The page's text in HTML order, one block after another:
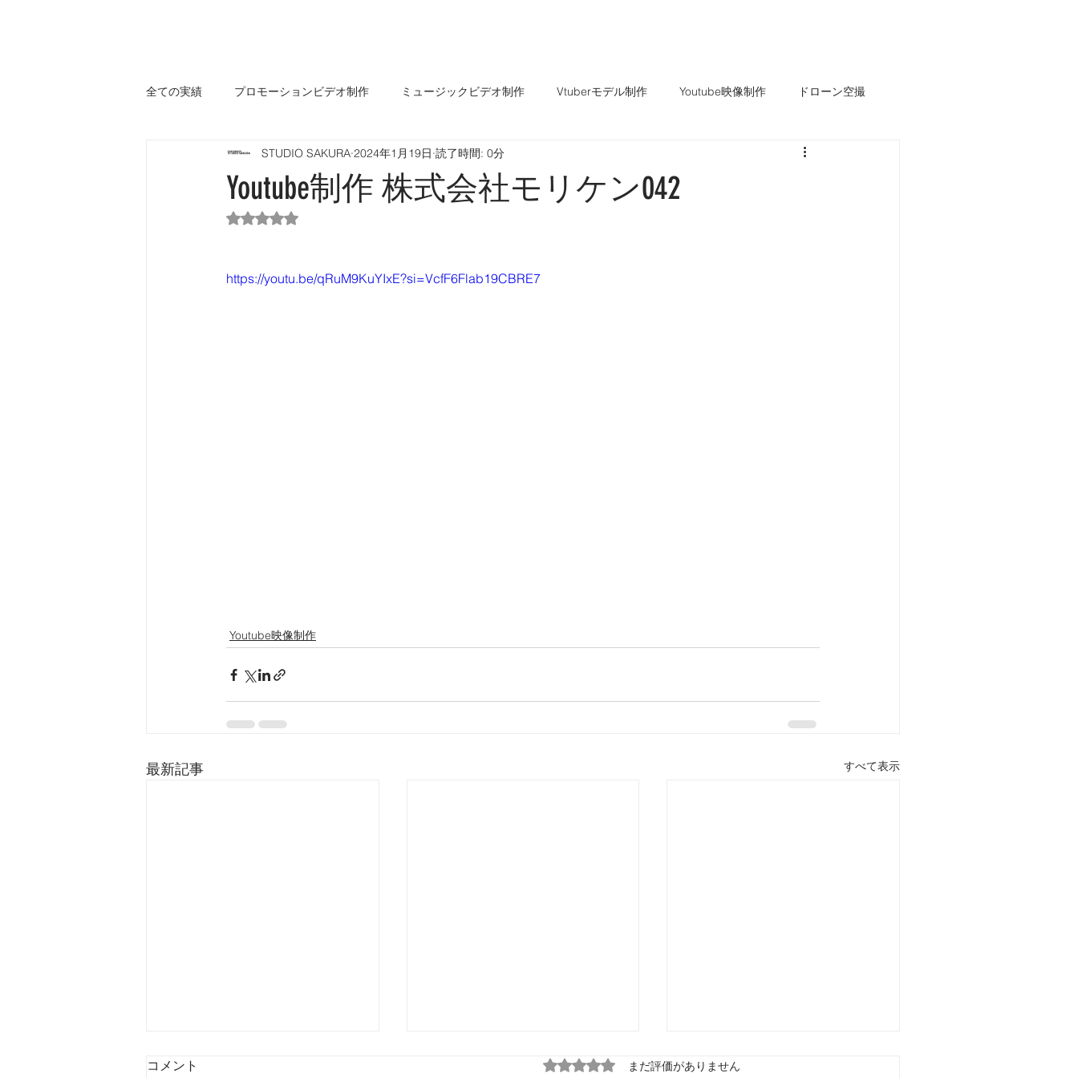
全ての実績 プロモーションビデオ制作 ミュージックビデオ制作 Vtuberモデル制作 Youtube映像制作 ドローン空撮
Youtube制作 株式会社モリケン042
STUDIO SAKURA 2024年1月19日 読了時間: 0分
5つ星のうちNaNと評価されています。
https://youtu.be/qRuM9KuYIxE?si=VcfF6Flab19CBRE7
Youtube映像制作
最新記事 すべて表示
コメント 5つ星のうち0と評価されています。
まだ評価がありません